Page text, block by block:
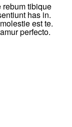
rebum tibique
has in.
est te.
perfecto.